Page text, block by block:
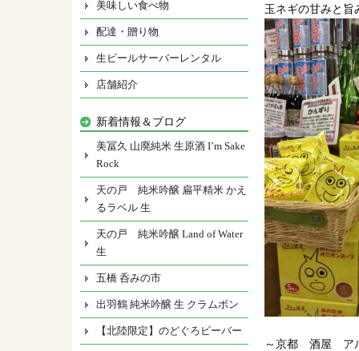
玉ネギの甘みと旨
～京都 酒屋 ア
美味しい食べ物
配達・贈り物
生ビールサーバーレンタル
店舗紹介
新着情報＆ブログ
美冨久 山廃純米 生原酒 I’m Sake
Rock
天の戸 純米吟醸 扁平精米 かえ
るラベル 生
天の戸 純米吟醸 Land of Water
生
五橋 呑みの市
出羽鶴 純米吟醸 生 クラムボン
【北陸限定】のどぐろビーバー